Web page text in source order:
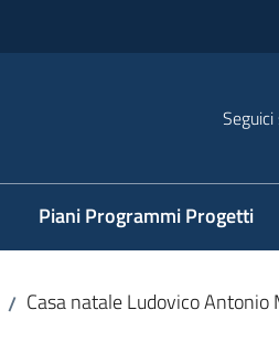
Seguici
Piani Programmi Progetti
/ Casa natale Ludovico Antonio